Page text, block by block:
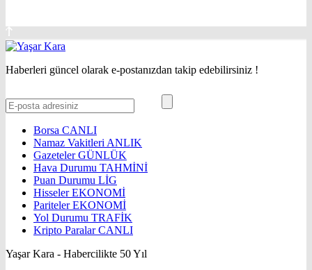
Haberleri güncel olarak e-postanızdan takip edebilirsiniz !
Borsa CANLI
Namaz Vakitleri ANLIK
GazetelerGÜNLÜK
Hava Durumu TAHMİNİ
Puan Durumu LİG
HisselerEKONOMİ
ParitelerEKONOMİ
Yol Durumu TRAFİK
Kripto ParalarCANLI
Yaşar Kara - Habercilikte 50 Yıl